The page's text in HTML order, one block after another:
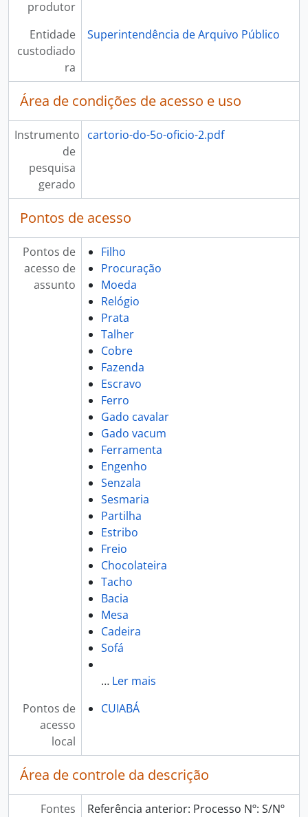
produtor
Entidade
custodiado
ra
Superintendência de Arquivo Público
Área de condições de acesso e uso
Instrumento
de
pesquisa
gerado
cartorio-do-5o-oficio-2.pdf
Pontos de acesso
Pontos de
acesso de
assunto
Filho
Procuração
Moeda
Relógio
Prata
Talher
Cobre
Fazenda
Escravo
Ferro
Gado cavalar
Gado vacum
Ferramenta
Engenho
Senzala
Sesmaria
Partilha
Estribo
Freio
Chocolateira
Tacho
Bacia
Mesa
Cadeira
Sofá
… Ler mais
Pontos de
acesso
local
CUIABÁ
Área de controle da descrição
Fontes
Referência anterior: Processo Nº: S/Nº